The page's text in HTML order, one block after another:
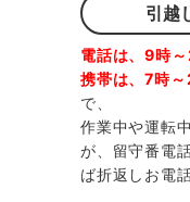
引越
電話は、9時
携帯は、7時
で、
作業中や運転
が、留守番電
ば折返しお電